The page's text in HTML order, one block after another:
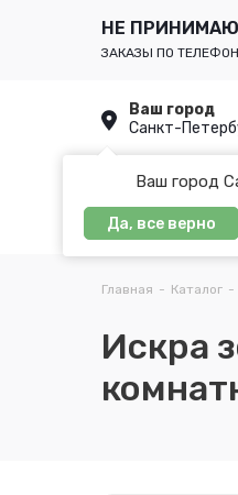
ЗАКАЗЫ ПО
Ваш город
Санкт-
Ваш город
Да, все верно
Главная - Каталог -
Искра